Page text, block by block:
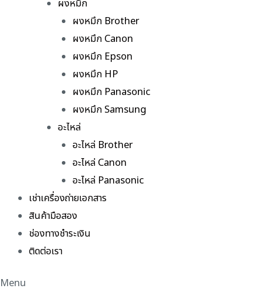
ผงหมึก
ผงหมึก Brother
ผงหมึก Canon
ผงหมึก Epson
ผงหมึก HP
ผงหมึก Panasonic
ผงหมึก Samsung
อะไหล่
อะไหล่ Brother
อะไหล่ Canon
อะไหล่ Panasonic
เช่าเครื่องถ่ายเอกสาร
สินค้ามือสอง
ช่องทางชำระเงิน
ติดต่อเรา
Menu